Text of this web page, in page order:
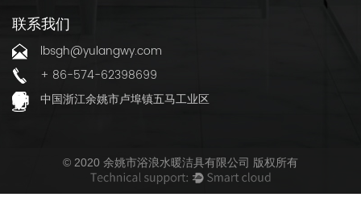
联系我们
lbsgh@yulangwy.com
+ 86-574-62398699
中国浙江余姚市卢埠镇五马工业区
© 2020 余姚市浴浪水暖洁具有限公司 版权所有